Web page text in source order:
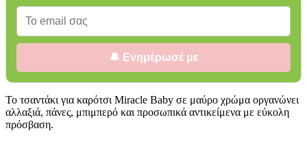
🔔 Ενημέρωσέ με
Το τσαντάκι για καρότσι Miracle Baby σε μαύρο χρώμα οργανώνει
αλλαξιά, πάνες, μπιμπερό και προσωπικά αντικείμενα με εύκολη
πρόσβαση.